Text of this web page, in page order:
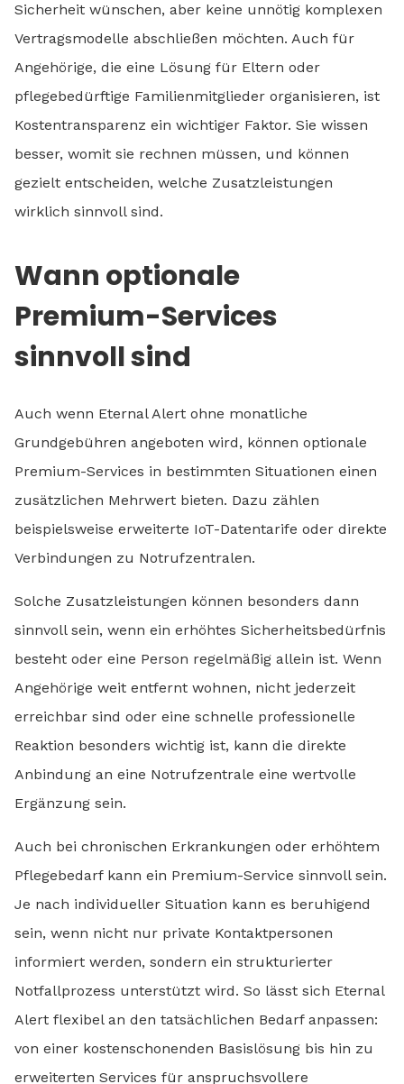
Sicherheit wünschen, aber keine unnötig komplexen
Vertragsmodelle abschließen möchten. Auch für
Angehörige, die eine Lösung für Eltern oder
pflegebedürftige Familienmitglieder organisieren, ist
Kostentransparenz ein wichtiger Faktor. Sie wissen
besser, womit sie rechnen müssen, und können
gezielt entscheiden, welche Zusatzleistungen
wirklich sinnvoll sind.
Wann optionale
Premium-Services
sinnvoll sind
Auch wenn Eternal Alert ohne monatliche
Grundgebühren angeboten wird, können optionale
Premium-Services in bestimmten Situationen einen
zusätzlichen Mehrwert bieten. Dazu zählen
beispielsweise erweiterte IoT-Datentarife oder direkte
Verbindungen zu Notrufzentralen.
Solche Zusatzleistungen können besonders dann
sinnvoll sein, wenn ein erhöhtes Sicherheitsbedürfnis
besteht oder eine Person regelmäßig allein ist. Wenn
Angehörige weit entfernt wohnen, nicht jederzeit
erreichbar sind oder eine schnelle professionelle
Reaktion besonders wichtig ist, kann die direkte
Anbindung an eine Notrufzentrale eine wertvolle
Ergänzung sein.
Auch bei chronischen Erkrankungen oder erhöhtem
Pflegebedarf kann ein Premium-Service sinnvoll sein.
Je nach individueller Situation kann es beruhigend
sein, wenn nicht nur private Kontaktpersonen
informiert werden, sondern ein strukturierter
Notfallprozess unterstützt wird. So lässt sich Eternal
Alert flexibel an den tatsächlichen Bedarf anpassen:
von einer kostenschonenden Basislösung bis hin zu
erweiterten Services für anspruchsvollere